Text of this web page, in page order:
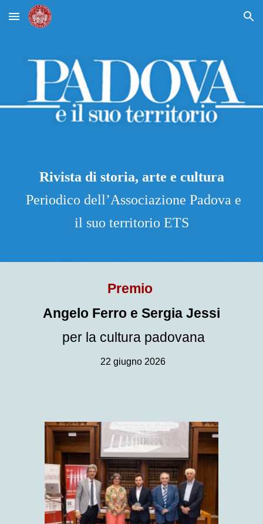
Skip to main content Skip to navigation
Rivista di storia, arte e cultura
Periodico dell’Associazione Padova e
il suo territorio ETS
Premio
Angelo Ferro e Sergia Jessi
per la cultura padovana
22 giugno 2026